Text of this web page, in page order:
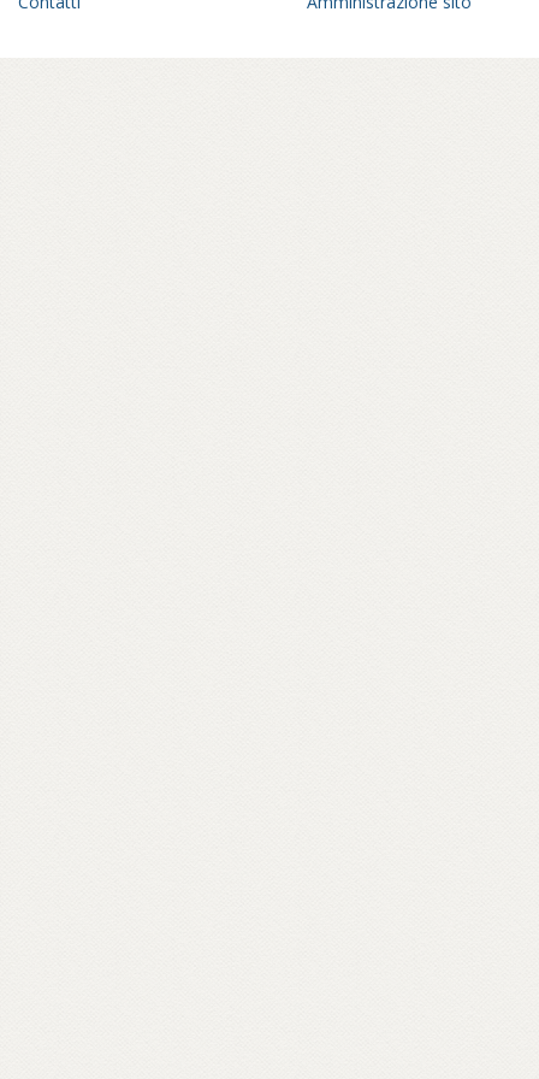
Il Paese che ha smesso di aspettare